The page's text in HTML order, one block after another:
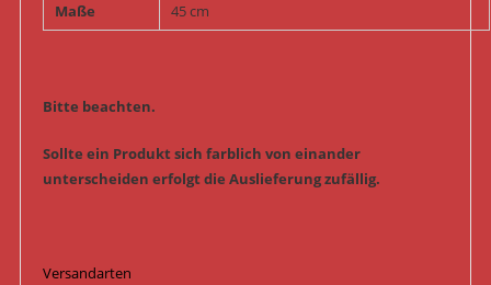
Maße
45 cm
Bitte beachten.
Sollte ein Produkt sich farblich von einander
unterscheiden erfolgt die Auslieferung zufällig.
Versandarten